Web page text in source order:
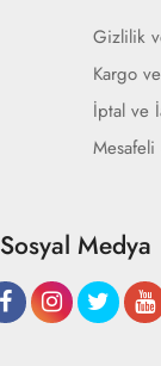
Gizlilik
Kargo
İptal ve
Mesafeli
Sosyal Medya